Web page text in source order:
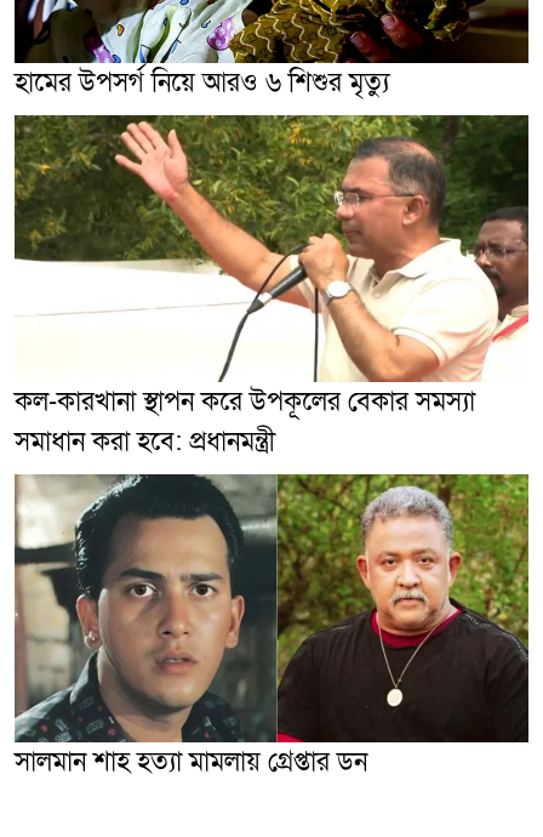
হামের উপসর্গ নিয়ে আরও ৬ শিশুর মৃত্যু
কল-কারখানা স্থাপন করে উপকূলের বেকার সমস্যা
সমাধান করা হবে: প্রধানমন্ত্রী
সালমান শাহ হত্যা মামলায় গ্রেপ্তার ডন